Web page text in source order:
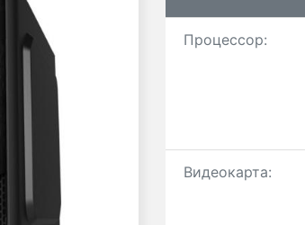
Процессор:
Видеокарта: